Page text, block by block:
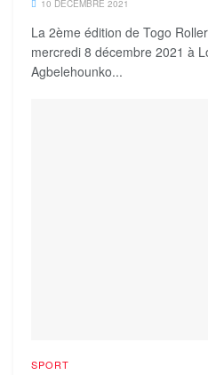
10 DÉCEMBRE 2021
La 2ème édition de Togo
mercredi 8 décembre 2021 à
Agbelehounko...
SPORT